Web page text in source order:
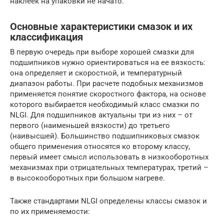
Основные характеристики смазок и их
классификация
В первую очередь при выборе хорошей смазки для
подшипников нужно ориентироваться на ее вязкость:
она определяет и скоростной, и температурный
диапазон работы. При расчете подобных механизмов
применяется понятие скоростного фактора, на основе
которого выбирается необходимый класс смазки по
NLGI. Для подшипников актуальны три из них – от
первого (наименьшей вязкости) до третьего
(наивысшей). Большинство подшипниковых смазок
общего применения относятся ко второму классу,
первый имеет смысл использовать в низкооборотных
механизмах при отрицательных температурах, третий –
в высокооборотных при большом нагреве.
Также стандартами NLGI определены классы смазок и
по их применяемости: